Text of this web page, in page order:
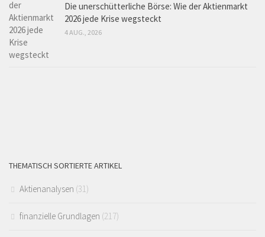
Die unerschütterliche Börse: Wie der Aktienmarkt
2026 jede Krise wegsteckt
4 AUG., 2026
THEMATISCH SORTIERTE ARTIKEL
Aktienanalysen (31)
finanzielle Grundlagen (217)